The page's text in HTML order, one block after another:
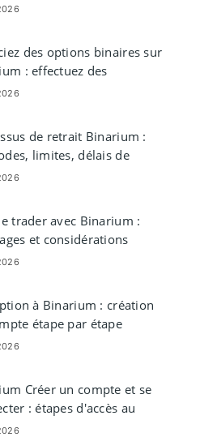
des options binaires sur
: effectuez des
lisez des graphiques,
de retrait Binarium :
limites, délais de
trader avec Binarium :
et considérations
à Binarium : création
étape par étape
Créer un compte et se
: étapes d'accès au